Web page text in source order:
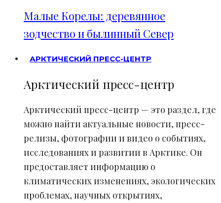
Малые Корелы: деревянное
зодчество и былинный Север
АРКТИЧЕСКИЙ ПРЕСС-ЦЕНТР
Арктический пресс-центр
Арктический пресс-центр — это раздел, где
можно найти актуальные новости, пресс-
релизы, фотографии и видео о событиях,
исследованиях и развитии в Арктике. Он
предоставляет информацию о
климатических изменениях, экологических
проблемах, научных открытиях,